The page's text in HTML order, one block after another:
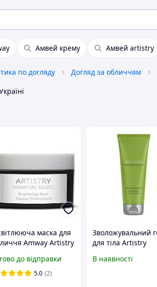
Амвей крему Амвей artistry
по догляду Догляд за обличчям
маска для
Amway Artistry
до відправки
5.0 (2)
Зволожувальний
для тіла Artistry
В наявності